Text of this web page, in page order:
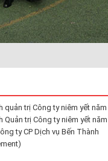
trị Công ty niêm yết năm
trị Công ty niêm yết
ty CP Dịch vụ Bến Thành